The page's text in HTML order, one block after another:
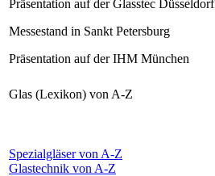
Präsentation auf der Glasstec Düsseldorf
Messestand in Sankt Petersburg
Präsentation auf der IHM München
Glas (Lexikon) von A-Z
Spezialgläser von A-Z
Glastechnik von A-Z